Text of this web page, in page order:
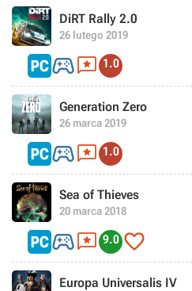
DiRT Rally 2.0
26 lutego 2019
 1.0
Generation Zero
26 marca 2019
 1.0
Sea of Thieves
20 marca 2018
 9.0 
Europa Universalis IV